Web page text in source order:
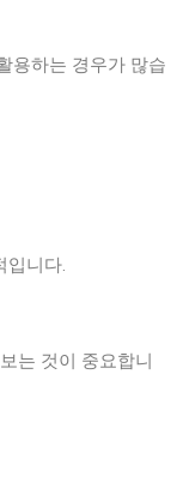
용하는 경우가 많습
입니다.
는 것이 중요합니